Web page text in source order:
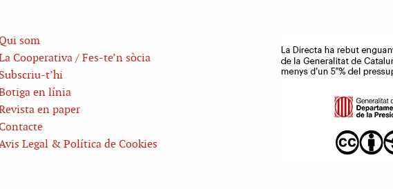
som
Cooperativa / Fes-te’n sòcia
Subscriu-t’hi
en línia
en paper
Legal & Política de Cookies